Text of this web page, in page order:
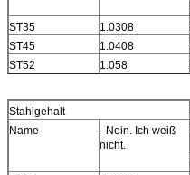
ST35
1.0308
ST45
1.0408
ST52
1.058
Stahlgehalt
Name
- Nein. Ich weiß
nicht.